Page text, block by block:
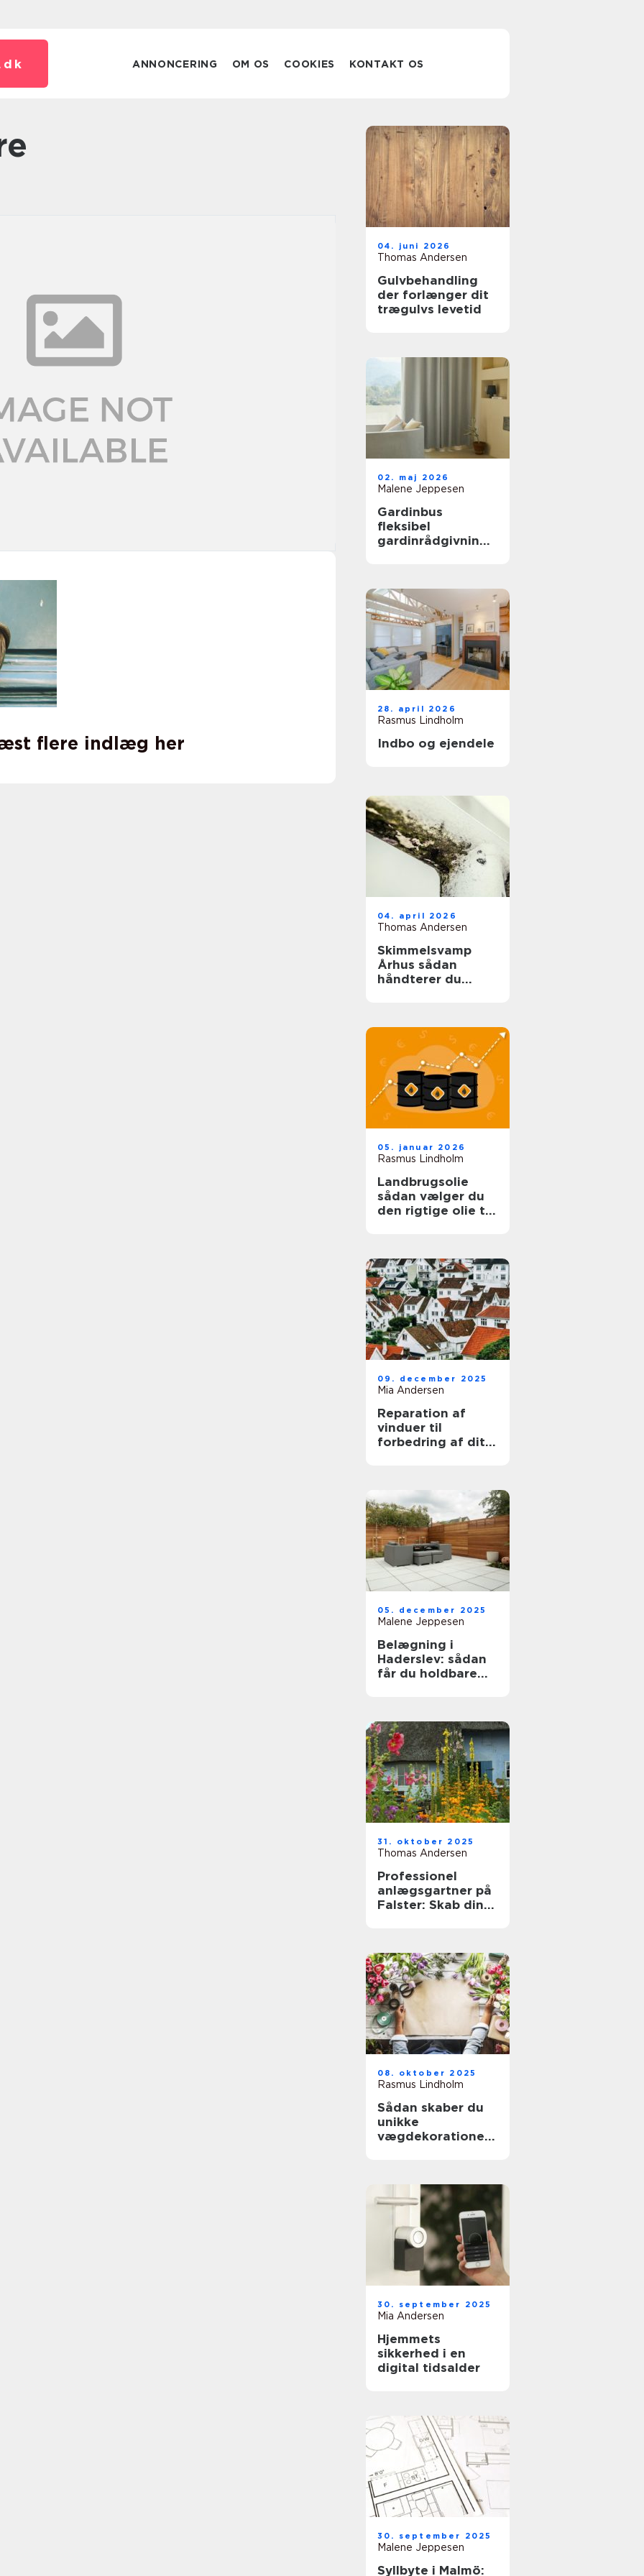
dk ANNONCERING OM OS COOKIES KONTAKT OS
flere indlæg her
04. juni 2026
Thomas Andersen
Gulvbehandling
der forlænger dit
trægulvs levetid
02. maj 2026
Malene Jeppesen
Gardinbus
fleksibel
gardinrådgivning
28. april 2026
Rasmus Lindholm
Indbo og ejendele
04. april 2026
Thomas Andersen
Skimmelsvamp
Århus sådan
håndterer du
05. januar 2026
Rasmus Lindholm
Landbrugsolie
sådan vælger du
den rigtige olie til
09. december 2025
Mia Andersen
Reparation af
vinduer til
forbedring af dit
05. december 2025
Malene Jeppesen
Belægning i
Haderslev: sådan
får du holdbare
31. oktober 2025
Thomas Andersen
Professionel
anlægsgartner på
Falster: Skab din
08. oktober 2025
Rasmus Lindholm
Sådan skaber du
unikke
vægdekorationer
30. september 2025
Mia Andersen
Hjemmets
sikkerhed i en
digital tidsalder
30. september 2025
Malene Jeppesen
Syllbyte i Malmö: